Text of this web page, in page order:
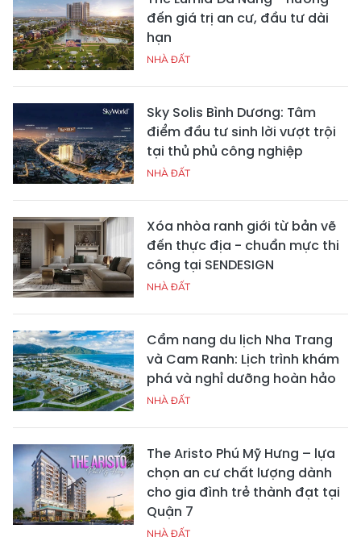
đến giá trị an cư, đầu tư dài
hạn
NHÀ ĐẤT
Sky Solis Bình Dương: Tâm
điểm đầu tư sinh lời vượt trội
tại thủ phủ công nghiệp
NHÀ ĐẤT
Xóa nhòa ranh giới từ bản vẽ
đến thực địa - chuẩn mực thi
công tại SENDESIGN
NHÀ ĐẤT
Cẩm nang du lịch Nha Trang
và Cam Ranh: Lịch trình khám
phá và nghỉ dưỡng hoàn hảo
NHÀ ĐẤT
The Aristo Phú Mỹ Hưng – lựa
chọn an cư chất lượng dành
cho gia đình trẻ thành đạt tại
Quận 7
NHÀ ĐẤT